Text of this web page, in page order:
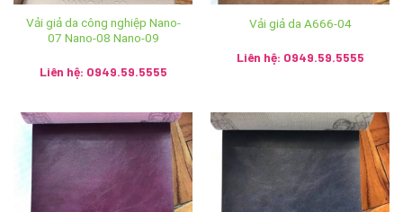
Trụ Sở Chính: Số 196 ngõ Hoà Bình, tổ 7 phường Cự Khối,
Kiếm, thành phố Hà Nội
Hệ thống Ánh vải giả da trên toàn quốc:
Cơ sở 1: Số 2 Trần Phú, Hoàn Kiếm, Hà Nội – SĐT:
Vải giả da công nghiệp Nano-
07 Nano-08 Nano-09
Liên hệ: 0949.59.5555
Vải giả da A666-04
Liên hệ: 0949.59.5555